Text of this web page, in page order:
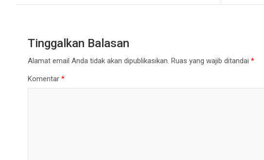
Tinggalkan Balasan
Alamat email Anda tidak akan dipublikasikan. Ruas yang wajib ditandai *
Komentar *